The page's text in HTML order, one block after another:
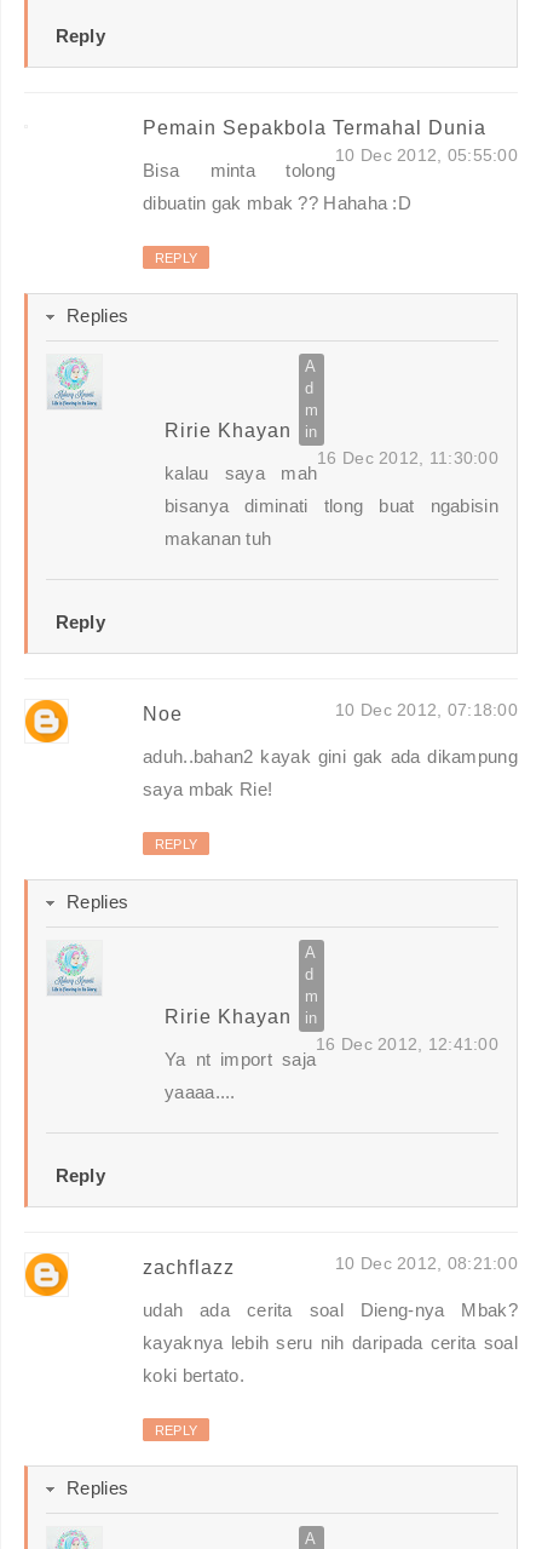
Reply
Pemain Sepakbola Termahal Dunia
10 Dec 2012, 05:55:00
Bisa minta tolong
dibuatin gak mbak ?? Hahaha :D
REPLY
Replies
Ririe Khayan
16 Dec 2012, 11:30:00
kalau saya mah
bisanya diminati tlong buat ngabisin
makanan tuh
Reply
Noe 10 Dec 2012, 07:18:00
aduh..bahan2 kayak gini gak ada dikampung
saya mbak Rie!
REPLY
Replies
Ririe Khayan
16 Dec 2012, 12:41:00
Ya nt import saja
yaaaa....
Reply
zachflazz 10 Dec 2012, 08:21:00
udah ada cerita soal Dieng-nya Mbak?
kayaknya lebih seru nih daripada cerita soal
koki bertato.
REPLY
Replies